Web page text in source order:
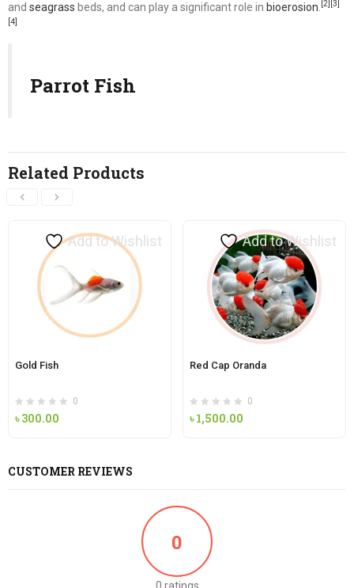
and seagrass beds, and can play a significant role in bioerosion [2] [3]
[4]
Parrot Fish
Related Products
Add to Wishlist
Gold Fish
0
৳300.00
Add to Wishlist
Red Cap Oranda
0
৳1,500.00
CUSTOMER REVIEWS
0